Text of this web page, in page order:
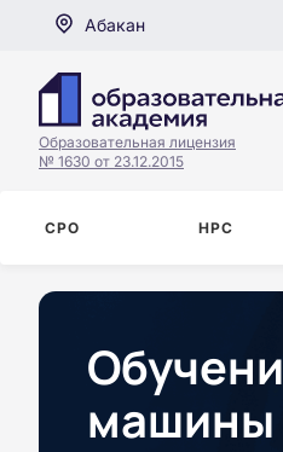
Абакан
Образовательная лицензия
№ 1630 от 23.12.2015
СРО НРС
машины